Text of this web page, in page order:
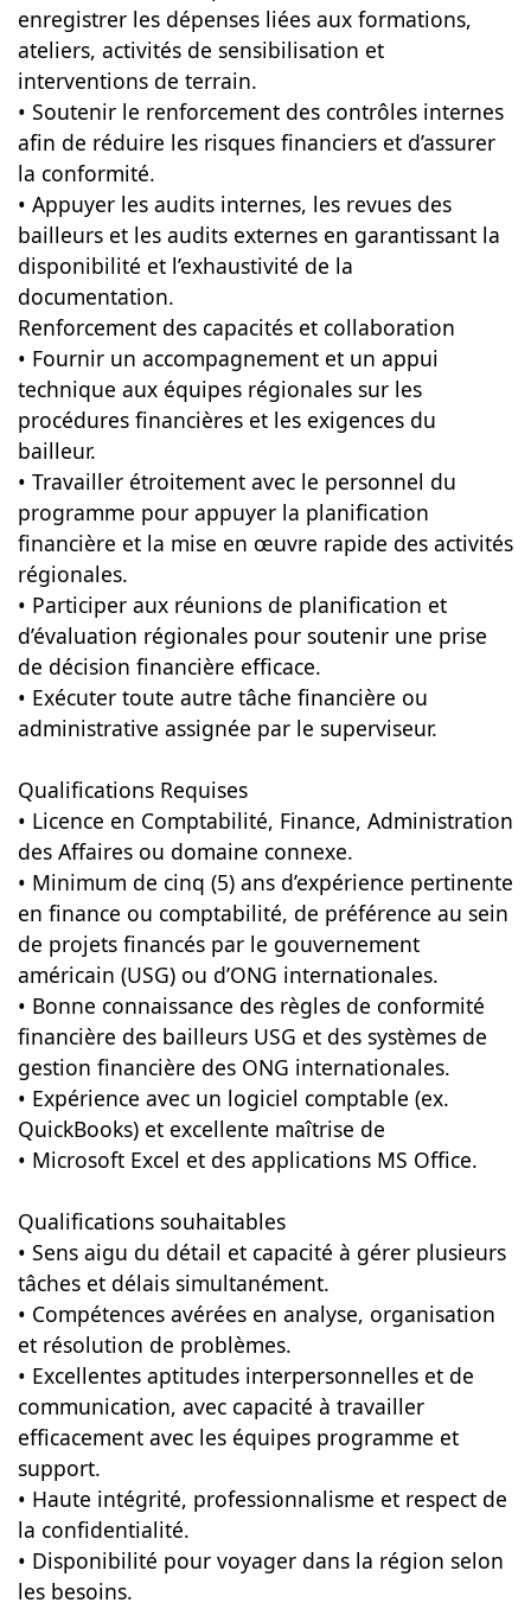
enregistrer les dépenses liées aux formations,
ateliers, activités de sensibilisation et
interventions de terrain.
• Soutenir le renforcement des contrôles internes
afin de réduire les risques financiers et d’assurer
la conformité.
• Appuyer les audits internes, les revues des
bailleurs et les audits externes en garantissant la
disponibilité et l’exhaustivité de la
documentation.
Renforcement des capacités et collaboration
• Fournir un accompagnement et un appui
technique aux équipes régionales sur les
procédures financières et les exigences du
bailleur.
• Travailler étroitement avec le personnel du
programme pour appuyer la planification
financière et la mise en œuvre rapide des activités
régionales.
• Participer aux réunions de planification et
d’évaluation régionales pour soutenir une prise
de décision financière efficace.
• Exécuter toute autre tâche financière ou
administrative assignée par le superviseur.
Qualifications Requises
• Licence en Comptabilité, Finance, Administration
des Affaires ou domaine connexe.
• Minimum de cinq (5) ans d’expérience pertinente
en finance ou comptabilité, de préférence au sein
de projets financés par le gouvernement
américain (USG) ou d’ONG internationales.
• Bonne connaissance des règles de conformité
financière des bailleurs USG et des systèmes de
gestion financière des ONG internationales.
• Expérience avec un logiciel comptable (ex.
QuickBooks) et excellente maîtrise de
• Microsoft Excel et des applications MS Office.
Qualifications souhaitables
• Sens aigu du détail et capacité à gérer plusieurs
tâches et délais simultanément.
• Compétences avérées en analyse, organisation
et résolution de problèmes.
• Excellentes aptitudes interpersonnelles et de
communication, avec capacité à travailler
efficacement avec les équipes programme et
support.
• Haute intégrité, professionnalisme et respect de
la confidentialité.
• Disponibilité pour voyager dans la région selon
les besoins.